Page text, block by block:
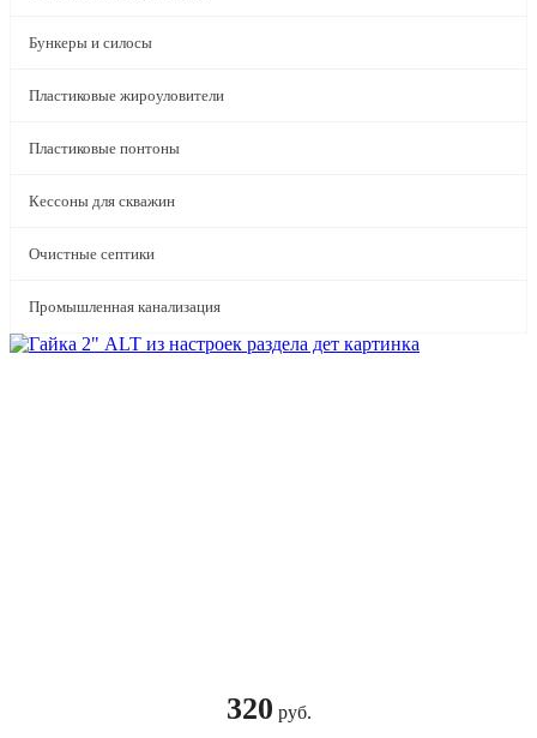
Бункеры и силосы
Пластиковые жироуловители
Пластиковые понтоны
Кессоны для скважин
Очистные септики
Промышленная канализация
320 руб.